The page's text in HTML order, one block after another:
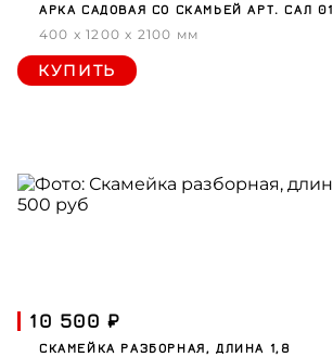
АРКА САДОВАЯ СО СКАМЬЕЙ АРТ. САЛ 01
400 x 1200 x 2100 мм
КУПИТЬ
10 500 ₽
СКАМЕЙКА РАЗБОРНАЯ, ДЛИНА 1,8